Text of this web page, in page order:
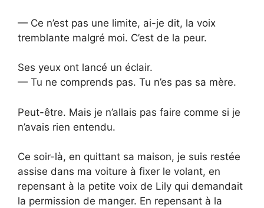
— Ce n’est pas une limite, ai-je dit, la voix
tremblante malgré moi. C’est de la peur.
Ses yeux ont lancé un éclair.
— Tu ne comprends pas. Tu n’es pas sa mère.
Peut-être. Mais je n’allais pas faire comme si je
n’avais rien entendu.
Ce soir-là, en quittant sa maison, je suis restée
assise dans ma voiture à fixer le volant, en
repensant à la petite voix de Lily qui demandait
la permission de manger. En repensant à la